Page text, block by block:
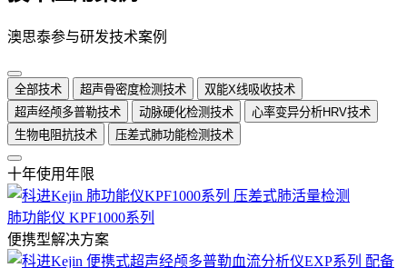
澳思泰参与研发技术案例
全部技术 超声骨密度检测技术
双能X线吸收技术
超声经颅多普勒技术
动脉硬化检测技术
心率变异分析HRV技术
生物电阻抗技术
压差式肺功能检测技术
十年使用年限
肺功能仪 KPF1000系列
便携型解决方案